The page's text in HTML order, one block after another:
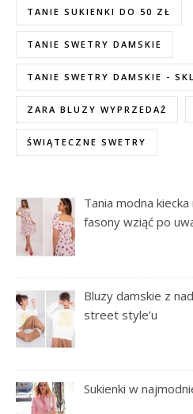
TANIE SUKIENKI DO 50 ZŁ
TANIE SWETRY DAMSKIE
TANIE SWETRY DAMSKIE -
ZARA BLUZY WYPRZEDAŻ
ŚWIĄTECZNE SWETRY
Tania modna
fasony wziąć po
Bluzy damskie z
street style’u
Sukienki w